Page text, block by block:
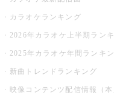
カラオケランキング
2026年カラオケ上半期ラン
2025年カラオケ年間ランキ
新曲トレンドランキング
映像コンテンツ配信情報（本